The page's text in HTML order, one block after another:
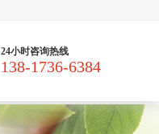
24小时咨询热线
138-1736-6384